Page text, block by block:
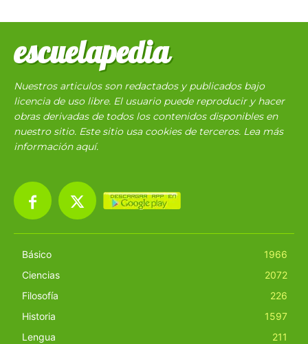
escuelapedia
Nuestros articulos son redactados y publicados bajo
licencia de uso libre. El usuario puede reproducir y hacer
obras derivadas de todos los contenidos disponibles en
nuestro sitio. Este sitio usa cookies de terceros. Lea más
información aquí.
Básico
1966
Ciencias
2072
Filosofía
226
Historia
1597
Lengua
211